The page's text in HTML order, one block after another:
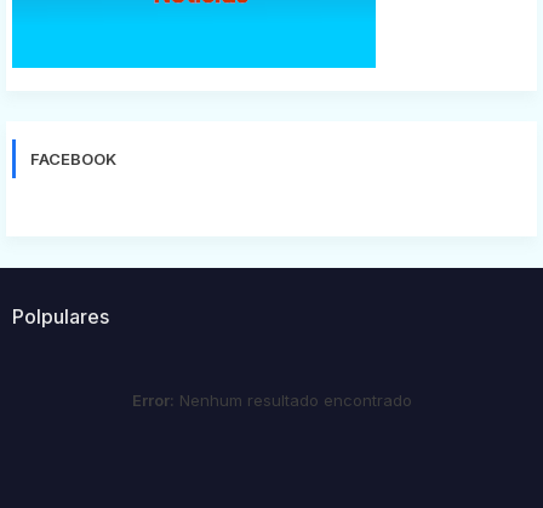
FACEBOOK
Polpulares
Error: Nenhum resultado encontrado